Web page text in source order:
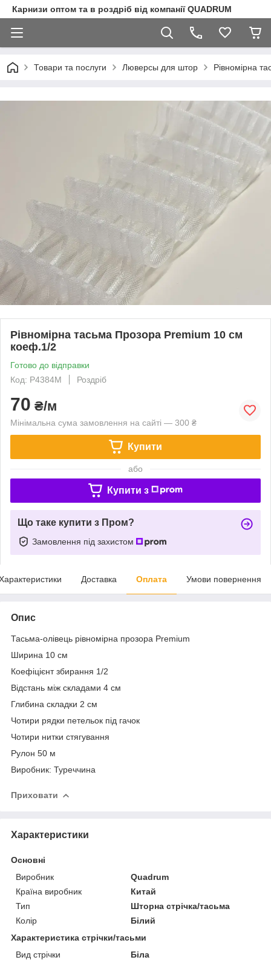
Карнизи оптом та в роздріб від компанії QUADRUM
Товари та послуги Люверсы для штор Рівномірна
Рівномірна тасьма Прозора Premium 10 см
коеф.1/2
Готово до відправки
Код: P4384M
Роздріб
70 ₴/м
Мінімальна сума замовлення на сайті — 300 ₴
Купити
або
Купити з
Що таке купити з Пром?
Замовлення під захистом
Доставка Оплата Умови повернення
Опис
Тасьма-олівець рівномірна прозора Premium
Ширина 10 см
Коефіцієнт збирання 1/2
Відстань між складами 4 см
Глибина складки 2 см
Чотири рядки петельок під гачок
Чотири нитки стягування
Рулон 50 м
Виробник: Туреччина
Приховати
Характеристики
Основні
Виробник
Quadrum
Країна виробник
Китай
Тип
Шторна стрічка/тасьма
Колір
Білий
Характеристика стрічки/тасьми
Вид стрічки
Біла